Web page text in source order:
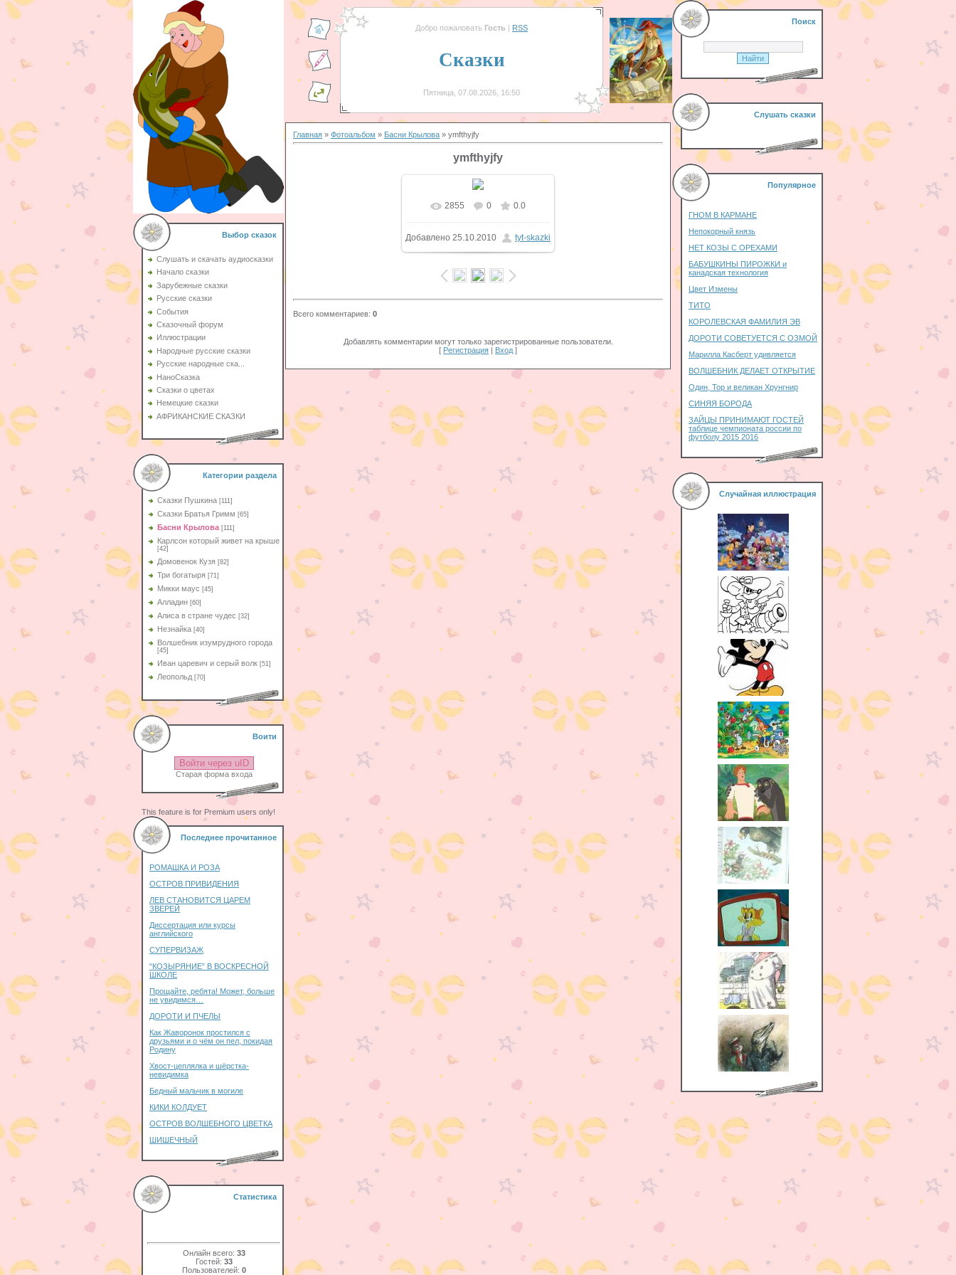
Выбор сказок
Слушать и скачать аудиосказки
Начало сказки
Зарубежные сказки
Русские сказки
События
Сказочный форум
Иллюстрации
Народные русские сказки
Русские народные ска...
НаноСказка
Сказки о цветах
Немецкие сказки
АФРИКАНСКИЕ СКАЗКИ
Категории раздела
Сказки Пушкина [111]
Сказки Братья Гримм [65]
Басни Крылова [111]
Карлсон который живет на крыше
[42]
Домовенок Кузя [82]
Три богатыря [71]
Микки маус [45]
Алладин [60]
Aлиса в стране чудес [32]
Незнайка [40]
Волшебник изумрудного города
[45]
Иван царевич и серый волк [51]
Леопольд [70]
Воити
Войти через uID
Старая форма входа
This feature is for Premium users only!
Последнее прочитанное
РОМАШКА И РОЗА
ОСТРОВ ПРИВИДЕНИЯ
ЛЕВ СТАНОВИТСЯ ЦАРЕМ
ЗВЕРЕЙ
Диссертация или курсы
английского
СУПЕРВИЗАЖ
“КОЗЫРЯНИЕ” В ВОСКРЕСНОЙ
ШКОЛЕ
Прощайте, ребята! Может, больше
не увидимся…
ДОРОТИ И ПЧЕЛЫ
Как Жаворонок простился с
друзьями и о чём он пел, покидая
Родину
Хвост-цеплялка и шёрстка-
невидимка
Бедный мальчик в могиле
КИКИ КОЛДУЕТ
ОСТРОВ ВОЛШЕБНОГО ЦВЕТКА
ШИШЕЧНЫЙ
Статистика
Онлайн всего: 33
Гостей: 33
Пользователей: 0
Добро пожаловать Гость | RSS
Сказки
Пятница, 07.08.2026, 16:50
Главная » Фотоальбом » Басни Крылова » ymfthyjfy
ymfthyjfy
2855 0 0.0
Добавлено 25.10.2010 tyt-skazki
Всего комментариев: 0
Добавлять комментарии могут только зарегистрированные пользователи.
[ Регистрация | Вход ]
Поиск
Слушать сказки
Популярное
ГНОМ В КАРМАНЕ
Непокорный князь
НЕТ КОЗЫ С ОРЕХАМИ
БАБУШКИНЫ ПИРОЖКИ и
канадская технология
Цвет Измены
ТИТО
КОРОЛЕВСКАЯ ФАМИЛИЯ ЭВ
ДОРОТИ СОВЕТУЕТСЯ С ОЗМОЙ
Марилла Касберт удивляется
ВОЛШЕБНИК ДЕЛАЕТ ОТКРЫТИЕ
Один, Тор и великан Хрунгнир
СИНЯЯ БОРОДА
ЗАЙЦЫ ПРИНИМАЮТ ГОСТЕЙ
таблице чемпионата россии по
футболу 2015 2016
Случайная иллюстрация